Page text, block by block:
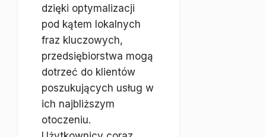
dzięki optymalizacji
pod kątem lokalnych
fraz kluczowych,
przedsiębiorstwa mogą
dotrzeć do klientów
poszukujących usług w
ich najbliższym
otoczeniu.